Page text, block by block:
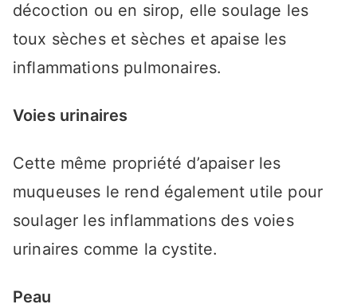
décoction ou en sirop, elle soulage les
toux sèches et sèches et apaise les
inflammations pulmonaires.
Voies urinaires
Cette même propriété d’apaiser les
muqueuses le rend également utile pour
soulager les inflammations des voies
urinaires comme la cystite.
Peau